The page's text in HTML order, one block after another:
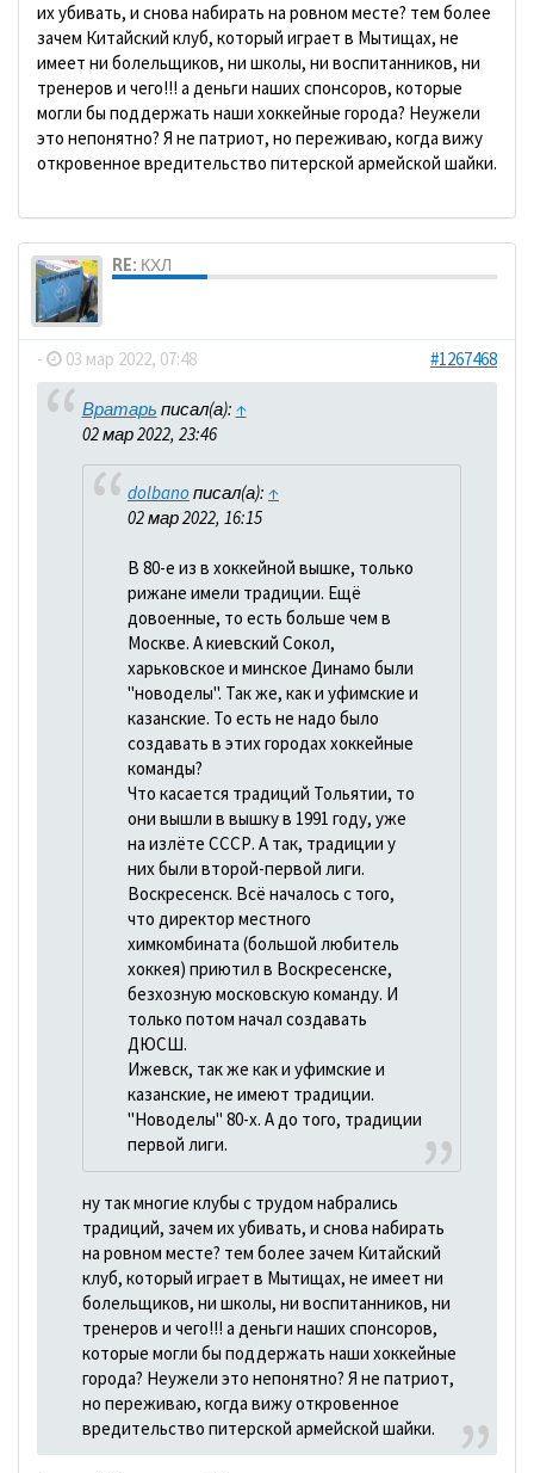
их убивать, и снова набирать на ровном месте? тем более
зачем Китайский клуб, который играет в Мытищах, не
имеет ни болельщиков, ни школы, ни воспитанников, ни
тренеров и чего!!! а деньги наших спонсоров, которые
могли бы поддержать наши хоккейные города? Неужели
это непонятно? Я не патриот, но переживаю, когда вижу
откровенное вредительство питерской армейской шайки.
RE: КХЛ
- 03 мар 2022, 07:48 #1267468
Вратарь писал(а): ↑
02 мар 2022, 23:46
dolbano писал(а): ↑
02 мар 2022, 16:15
В 80-е из в хоккейной вышке, только
рижане имели традиции. Ещё
довоенные, то есть больше чем в
Москве. А киевский Сокол,
харьковское и минское Динамо были
"новоделы". Так же, как и уфимские и
казанские. То есть не надо было
создавать в этих городах хоккейные
команды?
Что касается традиций Тольятии, то
они вышли в вышку в 1991 году, уже
на излёте СССР. А так, традиции у
них были второй-первой лиги.
Воскресенск. Всё началось с того,
что директор местного
химкомбината (большой любитель
хоккея) приютил в Воскресенске,
безхозную московскую команду. И
только потом начал создавать
ДЮСШ.
Ижевск, так же как и уфимские и
казанские, не имеют традиции.
"Новоделы" 80-х. А до того, традиции
первой лиги.
ну так многие клубы с трудом набрались
традиций, зачем их убивать, и снова набирать
на ровном месте? тем более зачем Китайский
клуб, который играет в Мытищах, не имеет ни
болельщиков, ни школы, ни воспитанников, ни
тренеров и чего!!! а деньги наших спонсоров,
которые могли бы поддержать наши хоккейные
города? Неужели это непонятно? Я не патриот,
но переживаю, когда вижу откровенное
вредительство питерской армейской шайки.